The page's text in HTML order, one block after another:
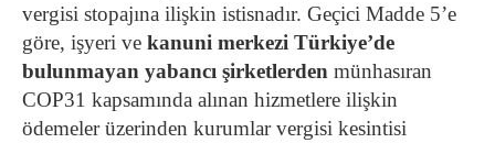
vergisi stopajına ilişkin istisnadır. Geçici Madde 5’e
göre, işyeri ve kanuni merkezi Türkiye’de
bulunmayan yabancı şirketlerden münhasıran
COP31 kapsamında alınan hizmetlere ilişkin
ödemeler üzerinden kurumlar vergisi kesintisi